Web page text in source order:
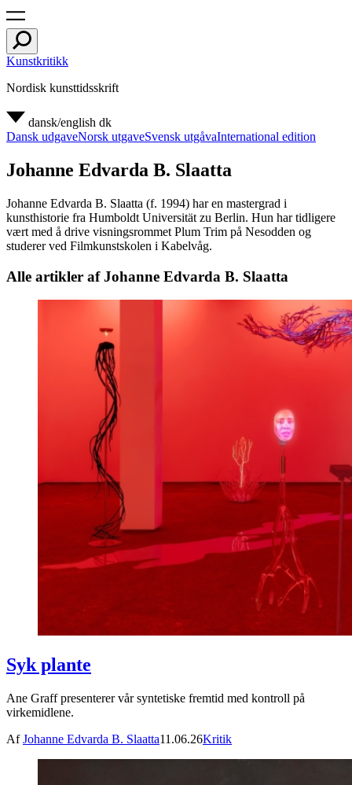
Kunstkritikk
Nordisk kunsttidsskrift
dansk/english dk
Dansk udgaveNorsk utgaveSvensk utgåvaInternational edition
Johanne Edvarda B. Slaatta
Johanne Edvarda B. Slaatta (f. 1994) har en mastergrad i
kunsthistorie fra Humboldt Universität zu Berlin. Hun har tidligere
vært med å drive visningsrommet Plum Trim på Nesodden og
studerer ved Filmkunstskolen i Kabelvåg.
Alle artikler af Johanne Edvarda B. Slaatta
Syk plante
Ane Graff presenterer vår syntetiske fremtid med kontroll på
virkemidlene.
AfJohanne Edvarda B. Slaatta11.06.26Kritik